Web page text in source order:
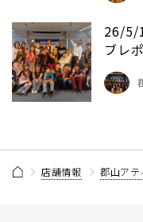
26/5/
ブレ
店舗情報 郡山アテ